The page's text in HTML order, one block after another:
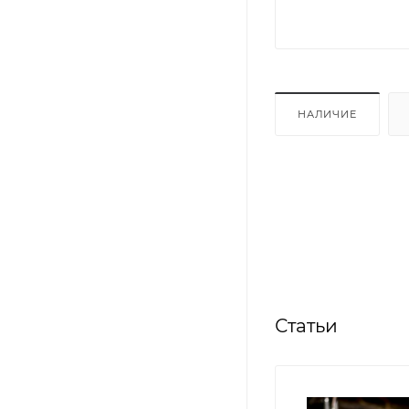
НАЛИЧИЕ
Статьи